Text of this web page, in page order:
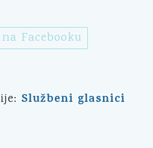
Facebooku
Službeni glasnici